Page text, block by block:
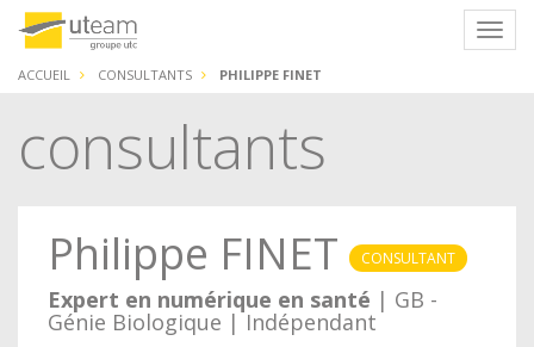
ACCUEIL CONSULTANTS PHILIPPE FINET
consultants
Philippe FINET CONSULTANT
Expert en numérique en santé | GB -
Génie Biologique | Indépendant
Panneau de gestion des cookies